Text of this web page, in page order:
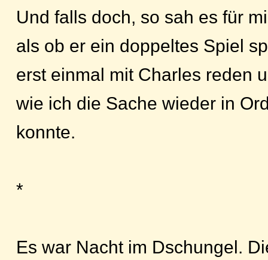
Und falls doch, so sah es für
als ob er ein doppeltes Spiel
erst einmal mit Charles reden
wie ich die Sache wieder in
konnte.
*
Es war Nacht im Dschungel.